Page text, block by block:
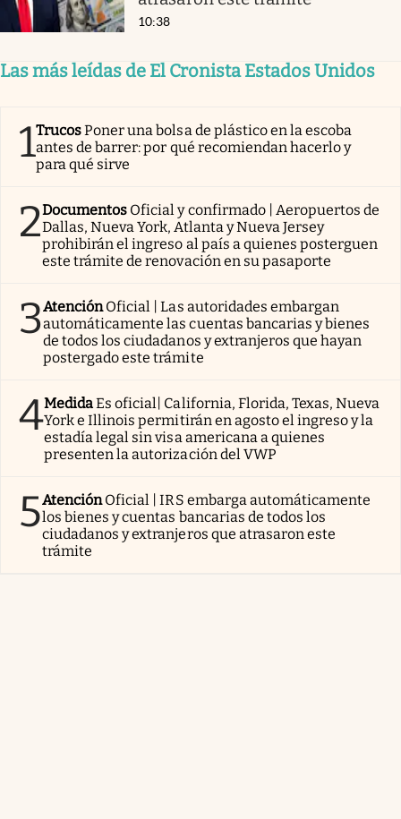
10:38
Las más leídas de El Cronista Estados Unidos
1TrucosPoner una bolsa de plástico en la escoba
antes de barrer: por qué recomiendan hacerlo y
para qué sirve
2Documentos Oficial y confirmado | Aeropuertos de
Dallas, Nueva York, Atlanta y Nueva Jersey
prohibirán el ingreso al país a quienes posterguen
este trámite de renovación en su pasaporte
3AtenciónOficial | Las autoridades embargan
automáticamente las cuentas bancarias y bienes
de todos los ciudadanos y extranjeros que hayan
postergado este trámite
4MedidaEs oficial| California, Florida, Texas, Nueva
York e Illinois permitirán en agosto el ingreso y la
estadía legal sin visa americana a quienes
presenten la autorización del VWP
5AtenciónOficial | IRS embarga automáticamente
los bienes y cuentas bancarias de todos los
ciudadanos y extranjeros que atrasaron este
trámite